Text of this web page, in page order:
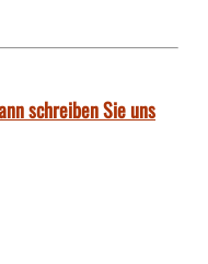
schreiben Sie uns